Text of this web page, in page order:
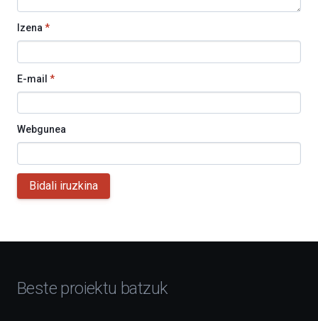
Izena*
E-mail *
Webgunea
Bidali iruzkina
Beste proiektu batzuk